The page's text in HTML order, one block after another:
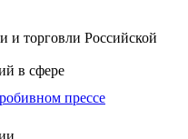
прессе